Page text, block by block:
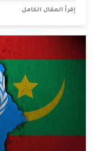
إقرأ المقال الكامل